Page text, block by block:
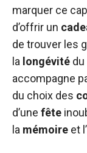
marquer ce cap
d’offrir un
de trouver les
la longévité
accompagne
du choix des
d’une fête
la mémoire et l’